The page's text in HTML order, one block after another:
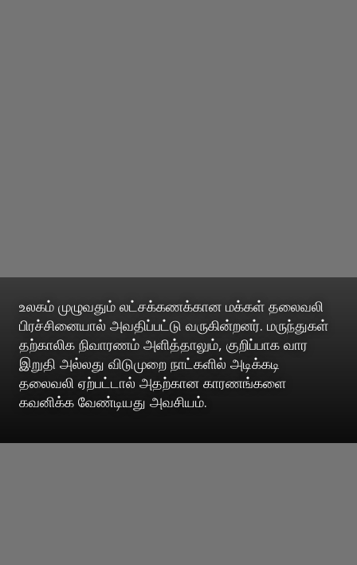
உலகம் முழுவதும் லட்சக்கணக்கான மக்கள் தலைவலி
பிரச்சினையால் அவதிப்பட்டு வருகின்றனர். மருந்துகள்
தற்காலிக நிவாரணம் அளித்தாலும், குறிப்பாக வார
இறுதி அல்லது விடுமுறை நாட்களில் அடிக்கடி
தலைவலி ஏற்பட்டால் அதற்கான காரணங்களை
கவனிக்க வேண்டியது அவசியம்.